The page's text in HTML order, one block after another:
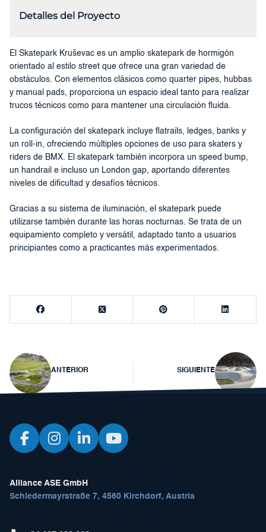
Detalles del Proyecto
El Skatepark Kruševac es un amplio skatepark de hormigón
orientado al estilo street que ofrece una gran variedad de
obstáculos. Con elementos clásicos como quarter pipes, hubbas
y manual pads, proporciona un espacio ideal tanto para realizar
trucos técnicos como para mantener una circulación fluida.
La configuración del skatepark incluye flatrails, ledges, banks y
un roll-in, ofreciendo múltiples opciones de uso para skaters y
riders de BMX. El skatepark también incorpora un speed bump,
un handrail e incluso un London gap, aportando diferentes
niveles de dificultad y desafíos técnicos.
Gracias a su sistema de iluminación, el skatepark puede
utilizarse también durante las horas nocturnas. Se trata de un
equipamiento completo y versátil, adaptado tanto a usuarios
principiantes como a practicantes más experimentados.
Navegación
de
ANTERIOR SIGUIENTE
Alliance ASE GmbH
Schiedermayrstraße 7, 4560 Kirchdorf, Austria